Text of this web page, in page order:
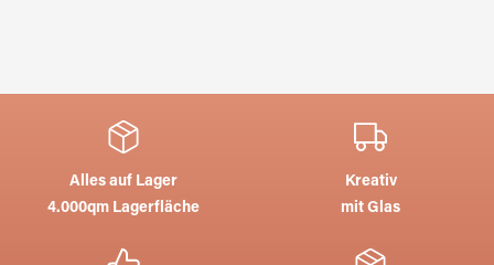
Alles auf Lager
4.000qm Lagerfläche
Kreativ
mit Glas